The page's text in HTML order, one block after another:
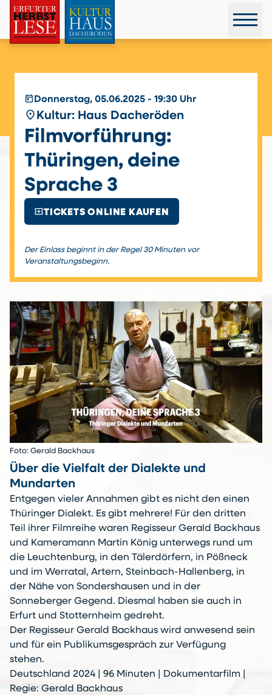
today Donnerstag, 05.06.2025 - 19:30 Uhr
place Kultur: Haus Dacheröden
Filmvorführung:
Thüringen, deine
Sprache 3
local_activityTICKETS ONLINE KAUFEN
Der Einlass beginnt in der Regel 30 Minuten vor
Veranstaltungsbeginn.
Foto: Gerald Backhaus
Über die Vielfalt der Dialekte und
Mundarten
Entgegen vieler Annahmen gibt es nicht den einen
Thüringer Dialekt. Es gibt mehrere! Für den dritten
Teil ihrer Filmreihe waren Regisseur Gerald Backhaus
und Kameramann Martin König unterwegs rund um
die Leuchtenburg, in den Tälerdörfern, in Pößneck
und im Werratal, Artern, Steinbach-Hallenberg, in
der Nähe von Sondershausen und in der
Sonneberger Gegend. Diesmal haben sie auch in
Erfurt und Stotternheim gedreht.
Der Regisseur Gerald Backhaus wird anwesend sein
und für ein Publikumsgespräch zur Verfügung
stehen.
Deutsch­land 2024 | 96 Minu­ten | Doku­men­tar­film |
Regie: Gerald Back­haus